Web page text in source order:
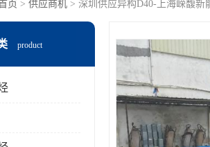
页 > 供应商机 > 深圳供应异构D40-上海嵘馥新
product